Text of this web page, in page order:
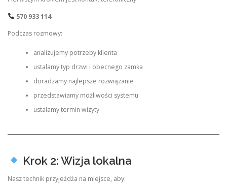
570 933 114
Podczas rozmowy:
analizujemy potrzeby klienta
ustalamy typ drzwi i obecnego zamka
doradzamy najlepsze rozwiązanie
przedstawiamy możliwości systemu
ustalamy termin wizyty
Krok 2: Wizja lokalna
Nasz technik przyjeżdża na miejsce, aby: